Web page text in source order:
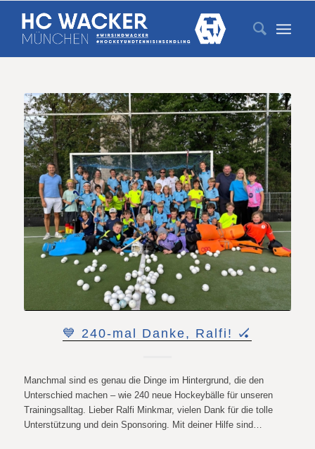
💙 240-mal Danke, Ralfi! 🏑
Manchmal sind es genau die Dinge im Hintergrund, die den
Unterschied machen – wie 240 neue Hockeybälle für unseren
Trainingsalltag. Lieber Ralfi Minkmar, vielen Dank für die tolle
Unterstützung und dein Sponsoring. Mit deiner Hilfe sind…